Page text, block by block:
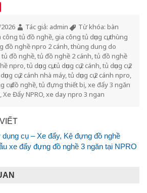
Tác giả: admin Từ khóa: bàn
công tủ đồ nghề, gia công tủ dụng cụ,thùng
đồ nghề npro 2 cánh,thùng dung do
tủ đồ nghề,tủ đồ nghề 2 cánh,tủ đồ nghề
npro,tủ dụng cụ,tủ dụng cụ 2 cánh,tủ dụng cụ 2
cụ 2 cánh nhà máy,tủ dụng cụ 2 cánh npro,
cụ đồ nghề,tủ đựng thiết bị,xe đẩy 3 ngăn
,Xe Đẩy NPRO,xe day npro 3 ngan
dụng cụ – Xe đẩy, Kệ đựng đồ nghề
xe đẩy đựng đồ nghề 3 ngăn tại NPRO